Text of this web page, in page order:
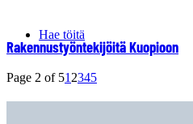
Hae töitä
Rakennustyöntekijöitä Kuopioon
Page 2 of 51 2345